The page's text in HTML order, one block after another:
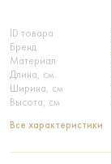
ID товара
Бренд
Материал
Длина, см
Ширина, см
Высота, см
Все характеристики